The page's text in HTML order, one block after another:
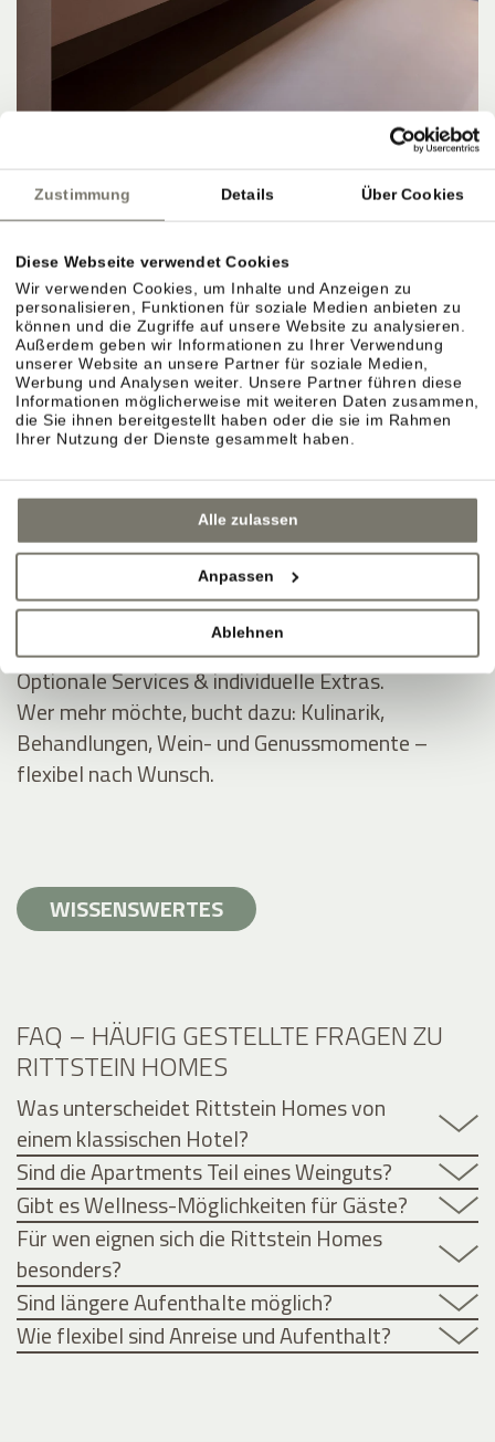
Zustimmung Details Über Cookies
Diese Webseite verwendet Cookies
Wir verwenden Cookies, um Inhalte und Anzeigen zu
personalisieren, Funktionen für soziale Medien anbieten zu
können und die Zugriffe auf unsere Website zu analysieren.
Außerdem geben wir Informationen zu Ihrer Verwendung
unserer Website an unsere Partner für soziale Medien,
Werbung und Analysen weiter. Unsere Partner führen diese
Informationen möglicherweise mit weiteren Daten zusammen,
die Sie ihnen bereitgestellt haben oder die sie im Rahmen
Ihrer Nutzung der Dienste gesammelt haben.
Alle zulassen
Anpassen
Ablehnen
APARTMENTS, PREISE & LEISTUNGEN
Apartments & Preiskategorien im Überblick.
Verschiedene Größen für unterschiedliche
Bedürfnisse. Preise richten sich nach Saison,
Größe und Ausstattung.
Inklusivleistungen für Rittstein-Gäste.
Wellnessbereiche (ausgewählt), WLAN, Parken,
Guestpass, Zugang zu Außenanlagen und Gärten.
Apartment-Freiheit, Hotel-Extras.
Optionale Services & individuelle Extras.
Wer mehr möchte, bucht dazu: Kulinarik,
Behandlungen, Wein- und Genussmomente –
flexibel nach Wunsch.
WISSENSWERTES
FAQ – HÄUFIG GESTELLTE FRAGEN ZU
RITTSTEIN HOMES
Was unterscheidet Rittstein Homes von
einem klassischen Hotel?
Sind die Apartments Teil eines Weinguts?
Gibt es Wellness-Möglichkeiten für Gäste?
Für wen eignen sich die Rittstein Homes
besonders?
Sind längere Aufenthalte möglich?
Wie flexibel sind Anreise und Aufenthalt?